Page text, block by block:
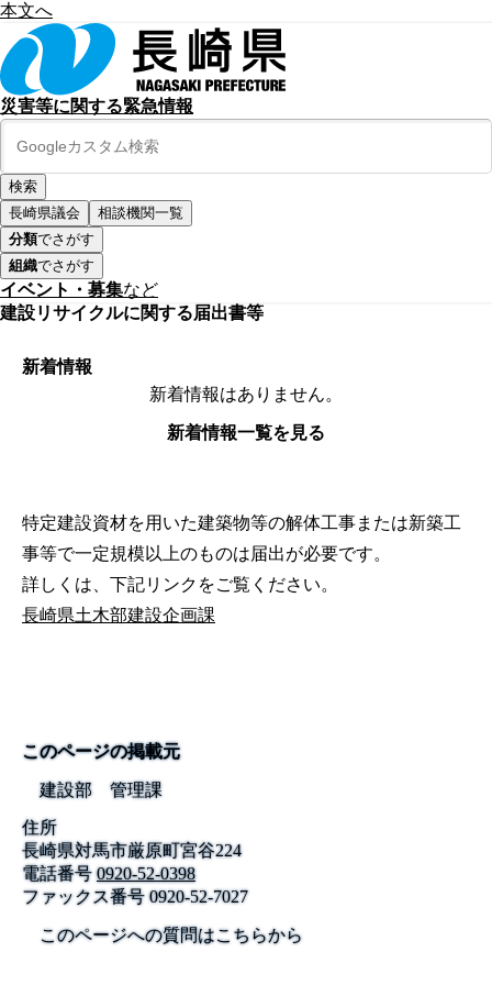
本文へ
災害等に関する緊急情報
長崎県議会
相談機関一覧
分類でさがす
組織でさがす
イベント・募集など
建設リサイクルに関する届出書等
新着情報
新着情報はありません。
新着情報一覧を見る
特定建設資材を用いた建築物等の解体工事または新築工
事等で一定規模以上のものは届出が必要です。
詳しくは、下記リンクをご覧ください。
長崎県土木部建設企画課
このページの掲載元
建設部 管理課
住所
長崎県対馬市厳原町宮谷224
電話番号 0920-52-0398
ファックス番号0920-52-7027
このページへの質問はこちらから